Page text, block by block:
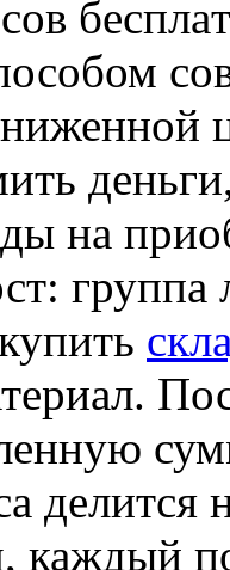
на
группа
делится
каждый